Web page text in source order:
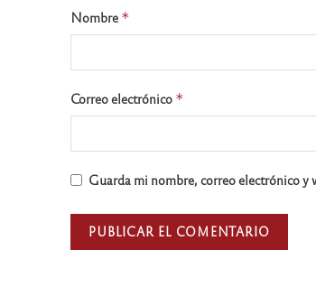
Nombre *
Correo electrónico *
Guarda mi nombre, correo electrónico y